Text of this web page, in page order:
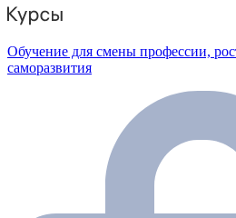
Обучение для смены профессии,
саморазвития